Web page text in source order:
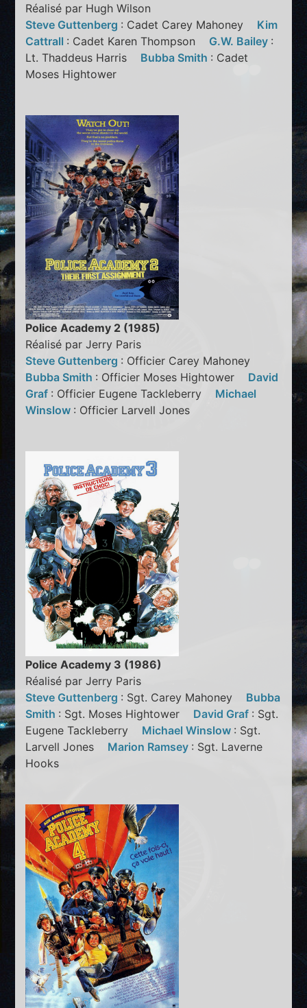
Réalisé par Hugh Wilson
Steve Guttenberg : Cadet Carey Mahoney Kim
Cattrall : Cadet Karen Thompson G.W. Bailey :
Lt. Thaddeus Harris Bubba Smith : Cadet
Moses Hightower
Police Academy 2 (1985)
Réalisé par Jerry Paris
Steve Guttenberg : Officier Carey Mahoney
Bubba Smith : Officier Moses Hightower David
Graf : Officier Eugene Tackleberry Michael
Winslow : Officier Larvell Jones
Police Academy 3 (1986)
Réalisé par Jerry Paris
Steve Guttenberg : Sgt. Carey Mahoney Bubba
Smith : Sgt. Moses Hightower David Graf : Sgt.
Eugene Tackleberry Michael Winslow : Sgt.
Larvell Jones Marion Ramsey : Sgt. Laverne
Hooks